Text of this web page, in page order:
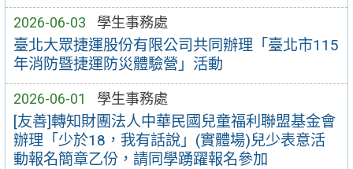
2026-06-03 學生事務處
臺北大眾捷運股份有限公司共同辦理「臺北市115
年消防暨捷運防災體驗營」活動
2026-06-01 學生事務處
[友善]轉知財團法人中華民國兒童福利聯盟基金會
辦理「少於18，我有話說」(實體場)兒少表意活
動報名簡章乙份，請同學踴躍報名參加